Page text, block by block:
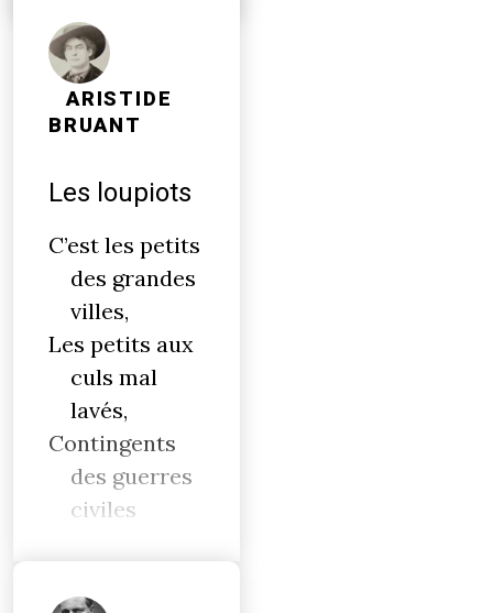
ARISTIDE
BRUANT
Les loupiots
C’est les petits
des grandes
villes,
Les petits aux
culs mal
lavés,
Contingents
des guerres
civiles